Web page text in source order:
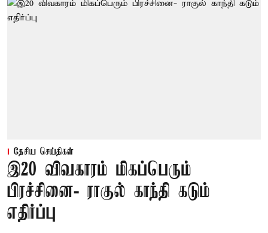
தேசிய செய்திகள்
இ20 விவகாரம் மிகப்பெரும்
பிரச்சினை- ராகுல் காந்தி கடும்
எதிர்ப்பு